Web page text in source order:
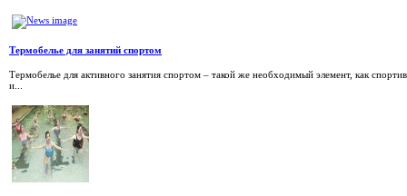
Термобелье для занятий спортом
Термобелье для активного занятия спортом – такой же необходимый элемент, как
и...